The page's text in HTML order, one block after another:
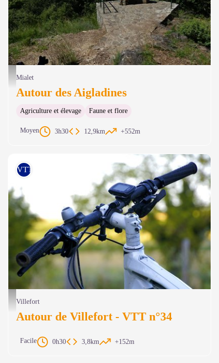
Point de vue - N Thomas
Mialet
Autour des Aigladines
Agriculture et élevage Faune et flore
Moyen 3h30 12,9km +552m
© Michoko - Pixabay
VTT
Villefort
Autour de Villefort - VTT n°34
Facile 0h30 3,8km +152m